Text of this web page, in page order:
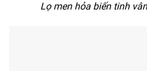
Lọ men hỏa biến tinh